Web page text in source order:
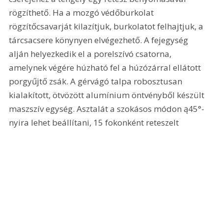
rögzíthető. Ha a mozgó védőburkolat
rögzítőcsavarját kilazítjuk, burkolatot felhajtjuk, a
tárcsacsere könynyen elvégezhető. A fejegység
alján helyezkedik el a porelszívó csatorna,
amelynek végére húzható fel a húzózárral ellátott
porgyűjtő zsák. A gérvágó talpa robosztusan
kialakított, ötvözött alumínium öntvényből készült
maszszív egység. Asztalát a szokásos módon ą45°-
nyira lehet beállítani, 15 fokonként reteszelt